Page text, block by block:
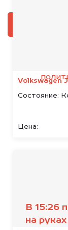
Volkswagen
Состояние:
Цена:
В 15:26
на руках